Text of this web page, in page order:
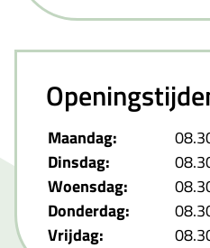
Maandag:
Dinsdag:
Woensdag:
Donderdag:
Vrijdag: